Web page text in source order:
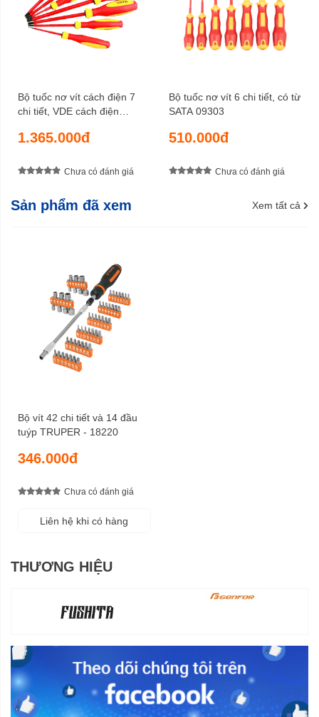
Bộ tuốc nơ vít cách điện 7
chi tiết, VDE cách điện
1.365.000đ
Chưa có đánh giá
Bộ tuốc nơ vít 6 chi tiết, có từ
SATA 09303
510.000đ
Chưa có đánh giá
Sản phẩm đã xem Xem tất cả
Bộ vít 42 chi tiết và 14 đầu
tuýp TRUPER - 18220
346.000đ
Chưa có đánh giá
Liên hệ khi có hàng
THƯƠNG HIỆU